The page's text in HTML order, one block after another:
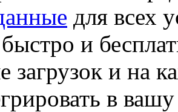
для всех
и
загрузок и на
в